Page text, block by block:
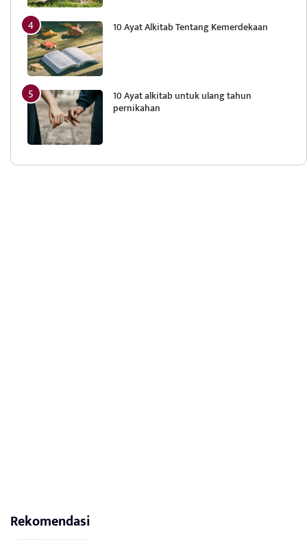
10 Ayat Alkitab Tentang Kemerdekaan
10 Ayat alkitab untuk ulang tahun
pernikahan
Rekomendasi